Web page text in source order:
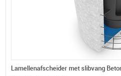
Lamellenafscheider met slibvang